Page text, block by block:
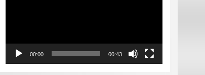
00:00 00:43